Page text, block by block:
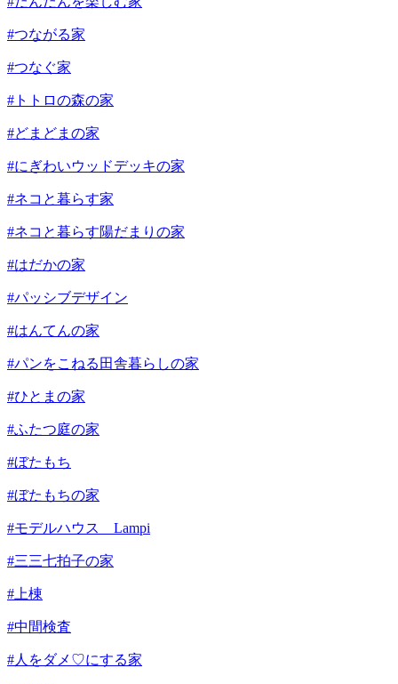
#つながる家
#つなぐ家
#トトロの森の家
#どまどまの家
#にぎわいウッドデッキの家
#ネコと暮らす家
#ネコと暮らす陽だまりの家
#はだかの家
#パッシブデザイン
#はんてんの家
#パンをこねる田舎暮らしの家
#ひとまの家
#ふたつ庭の家
#ぼたもち
#ぼたもちの家
#モデルハウス Lampi
#三三七拍子の家
#上棟
#中間検査
#人をダメ♡にする家